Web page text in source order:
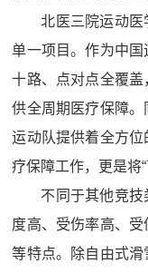
北医三院运动医
单一项目。作为中
十路、点对点全覆
供全周期医疗保障
运动队提供着全方
疗保障工作，更是将
不同于其他竞
度高、受伤率高、
等特点。除自由式